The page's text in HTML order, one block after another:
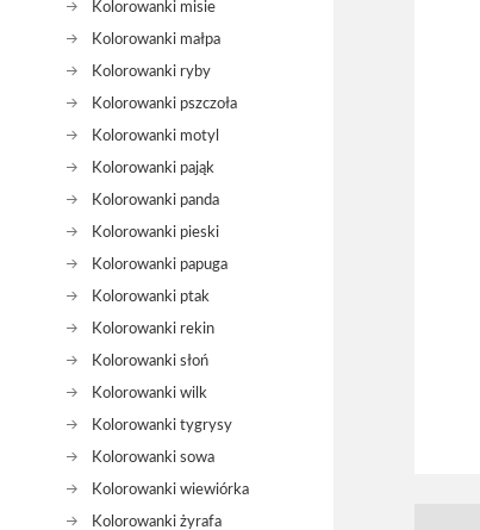
Kolorowanki misie
Kolorowanki małpa
Kolorowanki ryby
Kolorowanki pszczoła
Kolorowanki motyl
Kolorowanki pająk
Kolorowanki panda
Kolorowanki pieski
Kolorowanki papuga
Kolorowanki ptak
Kolorowanki rekin
Kolorowanki słoń
Kolorowanki wilk
Kolorowanki tygrysy
Kolorowanki sowa
Kolorowanki wiewiórka
Kolorowanki żyrafa